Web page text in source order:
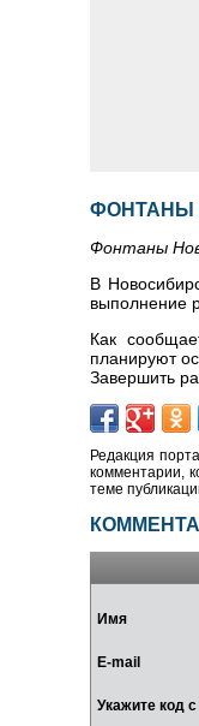
ФОНТАНЫ
Фонтаны
В
выполнение
Как
планируют
Завершить
Редакция
комментарии,
теме
Имя
E-mail
Укажите код с